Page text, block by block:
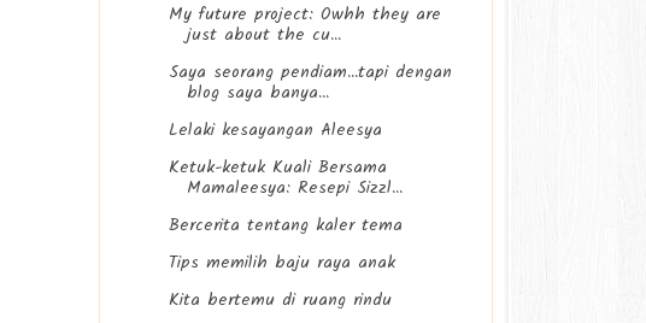
My future project: Owhh they are
just about the cu...
Saya seorang pendiam...tapi dengan
blog saya banya...
Lelaki kesayangan Aleesya
Ketuk-ketuk Kuali Bersama
Mamaleesya: Resepi Sizzl...
Bercerita tentang kaler tema
Tips memilih baju raya anak
Kita bertemu di ruang rindu